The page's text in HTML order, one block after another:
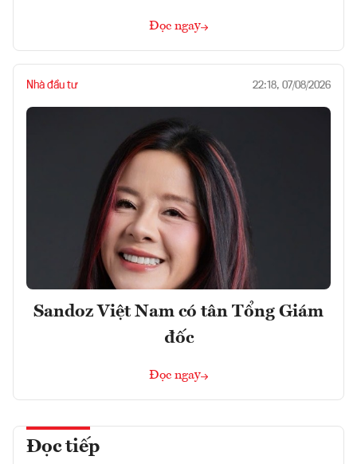
Đọc ngay
Nhà đầu tư 22:18, 07/08/2026
Sandoz Việt Nam có tân Tổng Giám
đốc
Đọc ngay
Đọc tiếp